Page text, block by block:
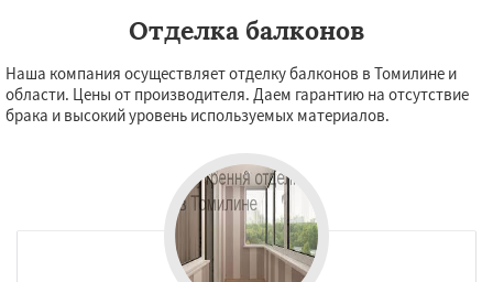
Отделка балконов
Наша компания осуществляет отделку балконов в Томилине и
области. Цены от производителя. Даем гарантию на отсутствие
брака и высокий уровень используемых материалов.